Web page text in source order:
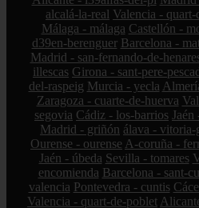
alcalá-la-real Valencia -
Málaga - málaga Castellón -
d39en-berenguer Barcelona -
Madrid - san-fernando-de-
illescas Girona - sant-pere-
del-raspeig Murcia - yecla
Zaragoza - cuarte-de-huerva
segovia Cádiz - los-barrios Jaén
Madrid - griñón álava - vitoria-
Ourense - ourense A-coruña -
Jaén - úbeda Sevilla - tomares
encomienda Barcelona - sant-
valencia Pontevedra - cuntis
Valencia - quart-de-poblet